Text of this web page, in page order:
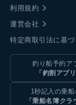
利用規約
運営会社
特定商取引法に基
釣り船予約ア
「釣割アプリ
1秒記入の乗
「乗船名簿クラ